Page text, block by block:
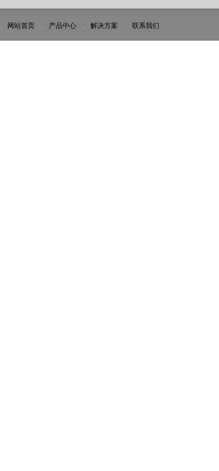
网站首页 产品中心 解决方案 联系我们